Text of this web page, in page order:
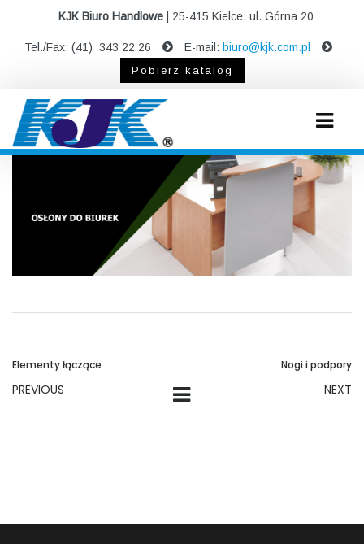
KJK Biuro Handlowe| 25-415 Kielce, ul. Górna 20
Tel./Fax: (41) 343 22 26 E-mail: biuro@kjk.com.pl
Pobierz katalog
Elementy łączące
PREVIOUS
Nogi i podpory
NEXT